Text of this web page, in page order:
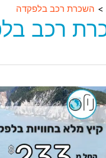
השכרת רכב בלפקדה
רכב